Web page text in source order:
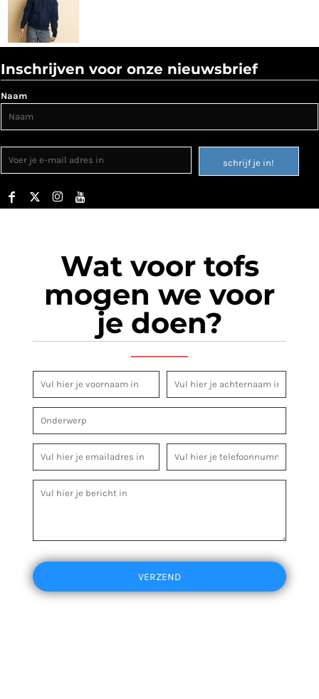
Inschrijven voor onze nieuwsbrief
Naam
schrijf je in!
Wat voor tofs
mogen we voor
je doen?
VERZEND